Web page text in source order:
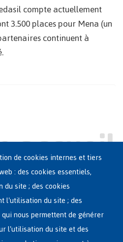
compte actuellement
3.500 places pour Mena (un
continuent à
de cookies internes et tiers
: des cookies essentiels,
site ; des cookies
l'utilisation du site ; des
nous permettent de générer
l'utilisation du site et des